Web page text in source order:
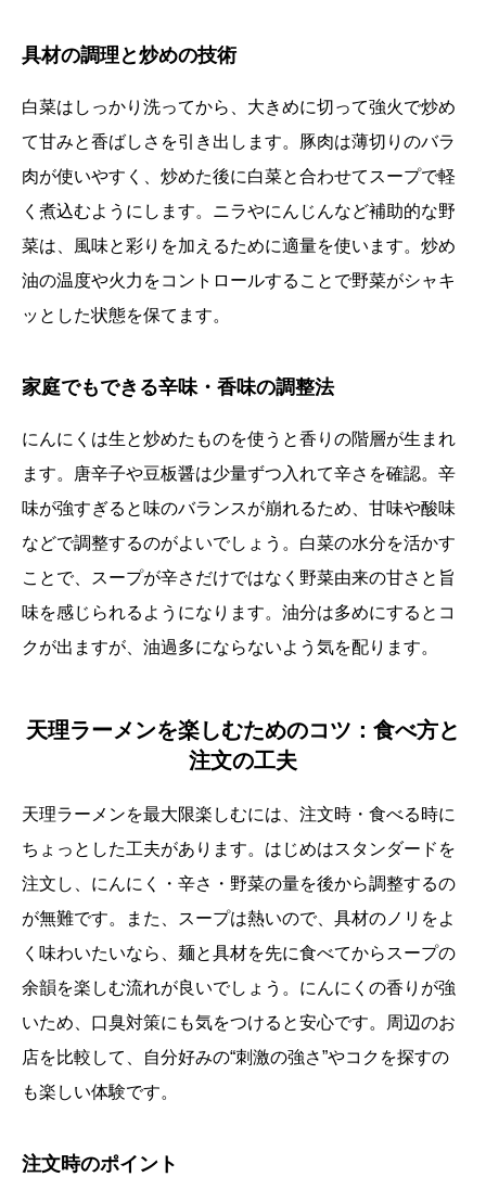
具材の調理と炒めの技術
白菜はしっかり洗ってから、大きめに切って強火で炒め
て甘みと香ばしさを引き出します。豚肉は薄切りのバラ
肉が使いやすく、炒めた後に白菜と合わせてスープで軽
く煮込むようにします。ニラやにんじんなど補助的な野
菜は、風味と彩りを加えるために適量を使います。炒め
油の温度や火力をコントロールすることで野菜がシャキ
ッとした状態を保てます。
家庭でもできる辛味・香味の調整法
にんにくは生と炒めたものを使うと香りの階層が生まれ
ます。唐辛子や豆板醤は少量ずつ入れて辛さを確認。辛
味が強すぎると味のバランスが崩れるため、甘味や酸味
などで調整するのがよいでしょう。白菜の水分を活かす
ことで、スープが辛さだけではなく野菜由来の甘さと旨
味を感じられるようになります。油分は多めにするとコ
クが出ますが、油過多にならないよう気を配ります。
天理ラーメンを楽しむためのコツ：食べ方と
注文の工夫
天理ラーメンを最大限楽しむには、注文時・食べる時に
ちょっとした工夫があります。はじめはスタンダードを
注文し、にんにく・辛さ・野菜の量を後から調整するの
が無難です。また、スープは熱いので、具材のノリをよ
く味わいたいなら、麺と具材を先に食べてからスープの
余韻を楽しむ流れが良いでしょう。にんにくの香りが強
いため、口臭対策にも気をつけると安心です。周辺のお
店を比較して、自分好みの“刺激の強さ”やコクを探すの
も楽しい体験です。
注文時のポイント